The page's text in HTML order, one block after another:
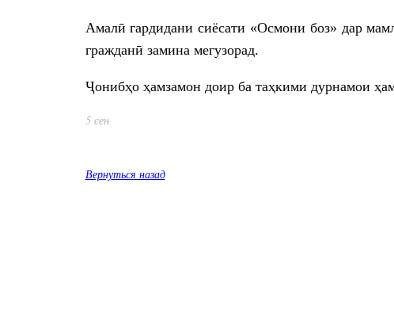
Амалӣ гардидани сиёсати «Осмони боз» дар
гражданӣ замина мегузорад.
Ҷонибҳо ҳамзамон доир ба таҳкими дурнамои
5 сен
Вернуться назад